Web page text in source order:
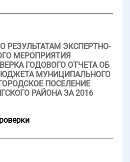
РЕЗУЛЬТАТАМ ЭКСПЕРТНО-
МЕРОПРИЯТИЯ
ГОДОВОГО ОТЧЕТА ОБ
МУНИЦИПАЛЬНОГО
ПОСЕЛЕНИЕ
РАЙОНА ЗА 2016